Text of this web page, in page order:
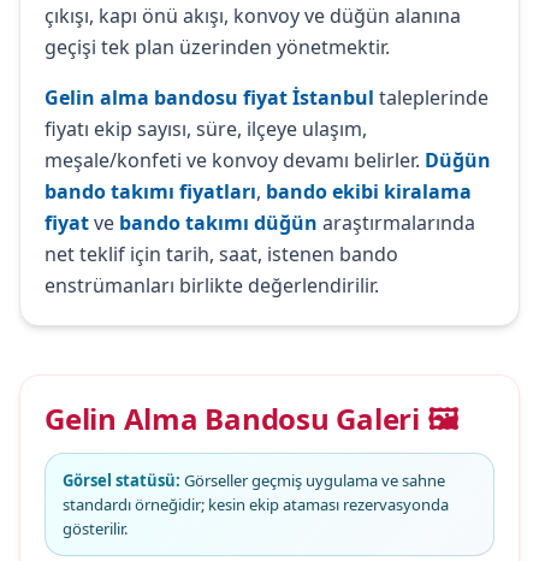
çıkışı, kapı önü akışı, konvoy ve düğün alanına
geçişi tek plan üzerinden yönetmektir.
Gelin alma bandosu fiyat İstanbul taleplerinde
fiyatı ekip sayısı, süre, ilçeye ulaşım,
meşale/konfeti ve konvoy devamı belirler. Düğün
bando takımı fiyatları, bando ekibi kiralama
fiyatve bando takımı düğün araştırmalarında
net teklif için tarih, saat, istenen bando
enstrümanları birlikte değerlendirilir.
Gelin Alma Bandosu Galeri 🖼️
Görsel statüsü: Görseller geçmiş uygulama ve sahne
standardı örneğidir; kesin ekip ataması rezervasyonda
gösterilir.